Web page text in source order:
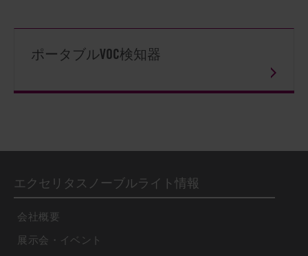
ポータブルVOC検知器
エクセリタスノーブルライト情報
会社概要
展示会・イベント